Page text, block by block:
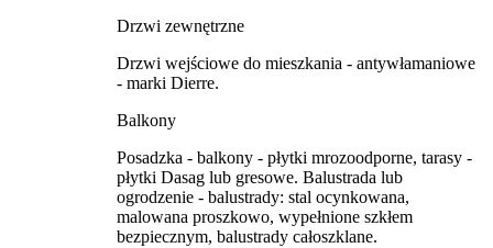
Drzwi zewnętrzne
Drzwi wejściowe do mieszkania - antywłamaniowe
- marki Dierre.
Balkony
Posadzka - balkony - płytki mrozoodporne, tarasy -
płytki Dasag lub gresowe. Balustrada lub
ogrodzenie - balustrady: stal ocynkowana,
malowana proszkowo, wypełnione szkłem
bezpiecznym, balustrady całoszklane.